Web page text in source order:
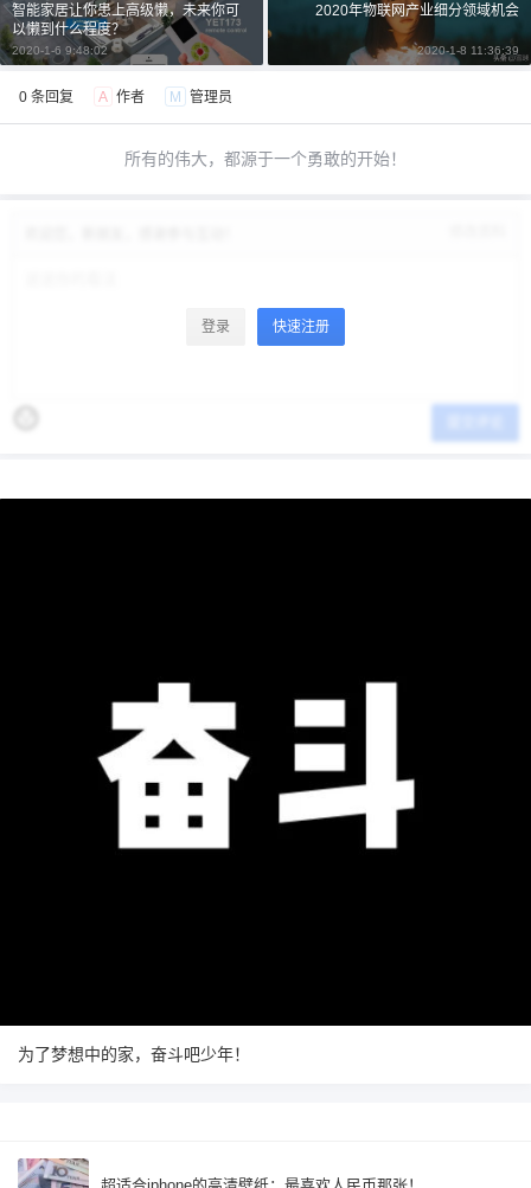
智能家居让你患上高级懒，未来你可
以懒到什么程度？
2020-1-6 9:48:02
2020年物联网产业细分领域机会
2020-1-8 11:36:39
0 条回复 A 作者 M 管理员
所有的伟大，都源于一个勇敢的开始！
登录 快速注册
为了梦想中的家，奋斗吧少年！